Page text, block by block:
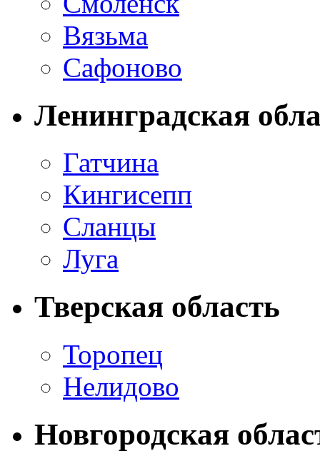
Вязьма
Сафоново
Ленинградская
Гатчина
Кингисепп
Сланцы
Луга
Тверская область
Торопец
Нелидово
Новгородская